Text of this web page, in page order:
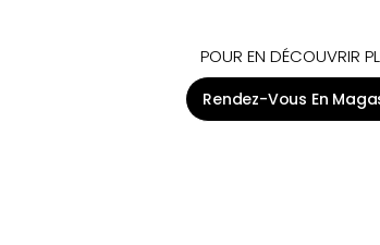
POUR EN DÉCOUVRIR
Rendez-Vous En